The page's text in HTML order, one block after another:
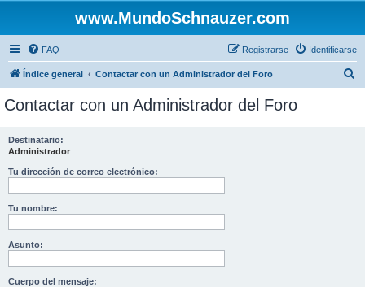
www.MundoSchnauzer.com
FAQ Identificarse
Registrarse
Índice general Contactar con un Administrador del Foro
Contactar con un Administrador del Foro
Destinatario:
Administrador
Tu dirección de correo electrónico:
Tu nombre:
Asunto:
Cuerpo del mensaje: